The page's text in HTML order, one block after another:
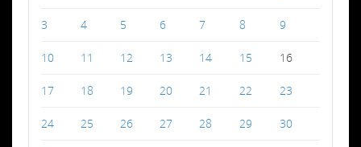
3 4 5 6 7 8 9
10 11 12 13 14 15 16
17 18 19 20 21 22 23
24 25 26 27 28 29 30